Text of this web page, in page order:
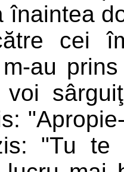
înaintea
cei
au
"Tu te